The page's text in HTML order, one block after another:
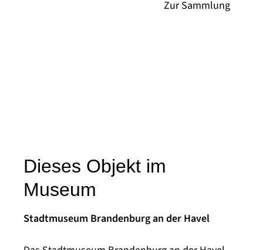
Dieses Objekt im
Museum
Stadtmuseum Brandenburg an der Havel